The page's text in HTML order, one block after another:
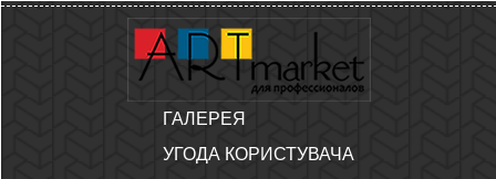
ГАЛЕРЕЯ
УГОДА КОРИСТУВАЧА